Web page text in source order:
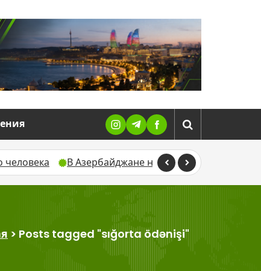
В Азербайджане назвали дату завершения
> Posts tagged "sığorta ödənişi"